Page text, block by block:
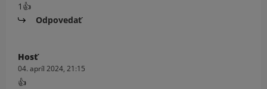
1👍
Odpovedať
Hosť
04. apríl 2024, 21:15
👍